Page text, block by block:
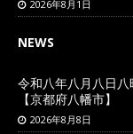
2026年8月1日
NEWS
令和八年八月八日
【京都府八幡市】
2026年8月8日